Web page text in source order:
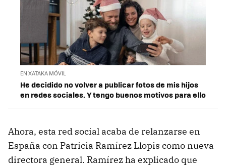
EN XATAKA MÓVIL
He decidido no volver a publicar fotos de mis hijos
en redes sociales. Y tengo buenos motivos para ello
Ahora, esta red social acaba de relanzarse en
España con Patricia Ramírez Llopis como nueva
directora general. Ramírez ha explicado que